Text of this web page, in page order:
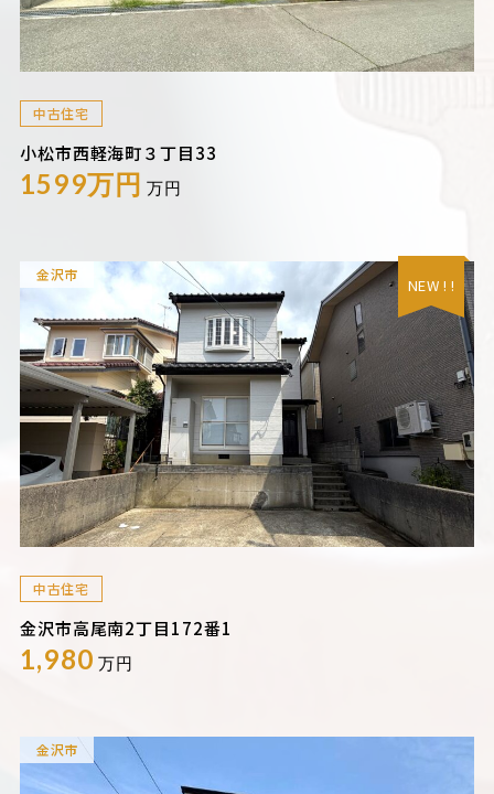
中古住宅
小松市西軽海町３丁目33
1599万円 万円
金沢市
NEW ! !
中古住宅
金沢市高尾南2丁目172番1
1,980 万円
金沢市